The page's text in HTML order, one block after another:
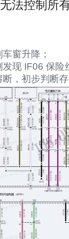
法控制所
窗升降；
现 IF06 保险
，初步判断